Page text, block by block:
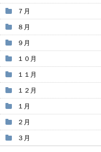
７月
８月
９月
１０月
１１月
１２月
１月
２月
３月